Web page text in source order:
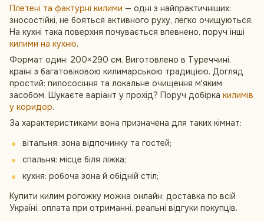
Плетені та фактурні килими — одні з найпрактичніших:
зносостійкі, не бояться активного руху, легко очищуються.
На кухні така поверхня почувається впевнено, поруч інші
килими на кухню.
Формат один: 200×290 см. Виготовлено в Туреччині,
країні з багатовіковою килимарською традицією. Догляд
простий: пилососіння та локальне очищення м'яким
засобом. Шукаєте варіант у прохід? Поруч добірка килимів
у коридор.
За характеристиками вона призначена для таких кімнат:
вітальня: зона відпочинку та гостей;
спальня: місце біля ліжка;
кухня: робоча зона й обідній стіл;
Купити килим рогожку можна онлайн: доставка по всій
Україні, оплата при отриманні, реальні відгуки покупців.